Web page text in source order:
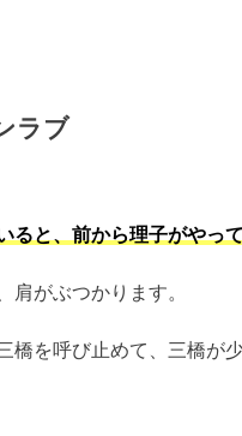
ラブ
と、前から理子がやって
肩がぶつかります。
橋を呼び止めて、三橋が